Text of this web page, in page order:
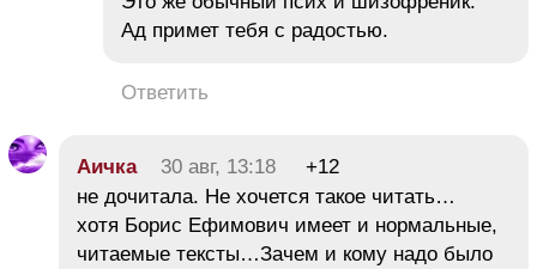
Ад примет тебя с радостью.
Ответить
Аичка 30 авг, 13:18
+12
не дочитала. Не хочется такое читать…
хотя Борис Ефимович имеет и нормальные,
читаемые тексты…Зачем и кому надо было